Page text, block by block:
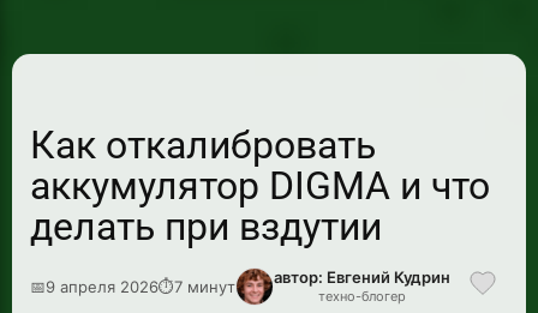
Как откалибровать
аккумулятор DIGMA и что
делать при вздутии
📅9 апреля 2026⏱7 минут автор: Евгений Кудрин
техно-блогер